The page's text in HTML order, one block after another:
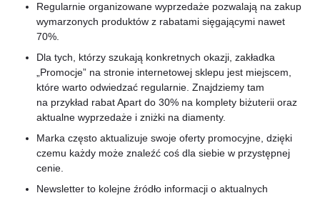
Regularnie organizowane wyprzedaże pozwalają na zakup
wymarzonych produktów z rabatami sięgającymi nawet
70%.
Dla tych, którzy szukają konkretnych okazji, zakładka
„Promocje” na stronie internetowej sklepu jest miejscem,
które warto odwiedzać regularnie. Znajdziemy tam
na przykład rabat Apart do 30% na komplety biżuterii oraz
aktualne wyprzedaże i zniżki na diamenty.
Marka często aktualizuje swoje oferty promocyjne, dzięki
czemu każdy może znaleźć coś dla siebie w przystępnej
cenie.
Newsletter to kolejne źródło informacji o aktualnych